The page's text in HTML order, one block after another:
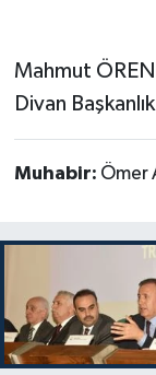
Mahmut ÖREN
Divan
Muhabir: Ömer